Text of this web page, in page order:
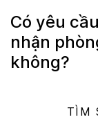
Có yêu
nhận
không?
TÌM